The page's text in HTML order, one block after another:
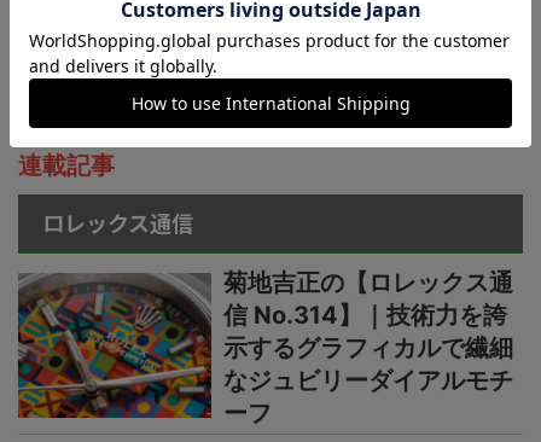
連載記事
ロレックス通信
菊地吉正の【ロレックス通
信 No.314】｜技術力を誇
示するグラフィカルで繊細
なジュビリーダイアルモチ
ーフ